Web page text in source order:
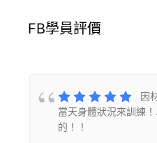
FB學員評價
因
當天身體狀況來訓練
的！！